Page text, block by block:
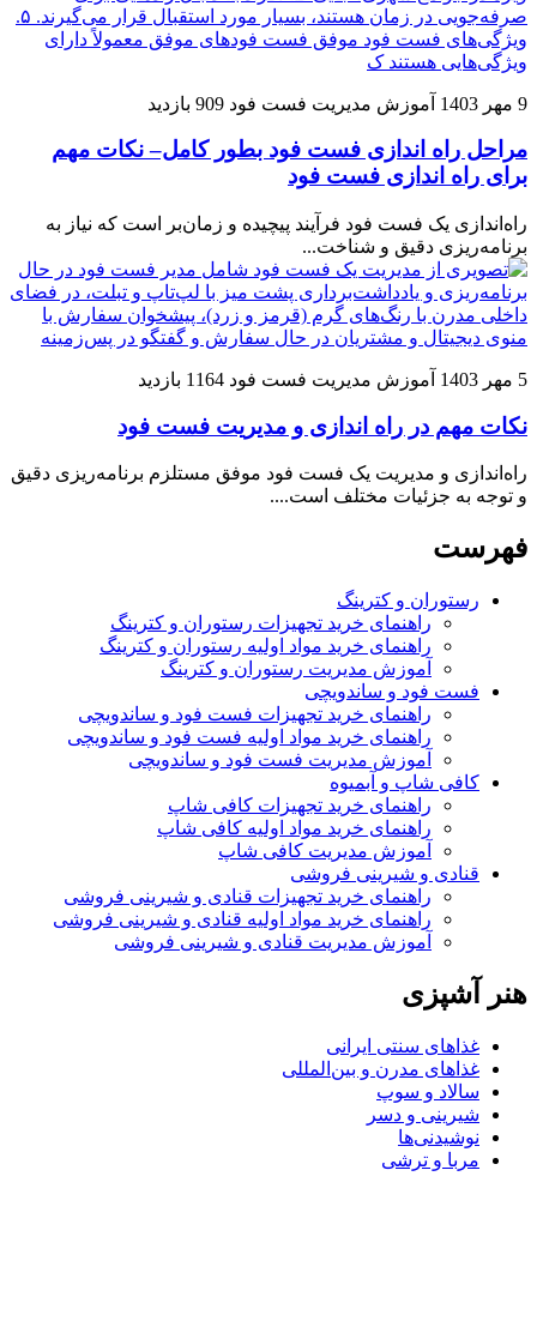
9 مهر 1403 آموزش مدیریت فست فود 909 بازدید
مراحل راه اندازی فست فود بطور کامل– نکات مهم
برای راه اندازی فست فود
راه‌اندازی یک فست فود فرآیند پیچیده و زمان‌بر است که نیاز به
برنامه‌ریزی دقیق و شناخت...
5 مهر 1403 آموزش مدیریت فست فود 1164 بازدید
نکات مهم در راه اندازی و مدیریت فست فود
راه‌اندازی و مدیریت یک فست فود موفق مستلزم برنامه‌ریزی دقیق
و توجه به جزئیات مختلف است....
فهرست
رستوران و کترینگ
راهنمای خرید تجهیزات رستوران و کترینگ
راهنمای خرید مواد اولیه رستوران و کترینگ
آموزش مدیریت رستوران و کترینگ
فست فود و ساندویچی
راهنمای خرید تجهیزات فست فود و ساندویچی
راهنمای خرید مواد اولیه فست فود و ساندویچی
آموزش مدیریت فست فود و ساندویچی
کافی شاپ و آبمیوه
راهنمای خرید تجهیزات کافی شاپ
راهنمای خرید مواد اولیه کافی‌ شاپ‌
آموزش مدیریت کافی شاپ
قنادی و شیرینی فروشی
راهنمای خرید تجهیزات قنادی و شیرینی فروشی
راهنمای خرید مواد اولیه قنادی و شیرینی فروشی
آموزش مدیریت قنادی و شیرینی فروشی
هنر آشپزی
غذاهای سنتی ایرانی
غذاهای مدرن و بین‌المللی
سالاد و سوپ
شیرینی و دسر
نوشیدنی‌ها
مربا و ترشی